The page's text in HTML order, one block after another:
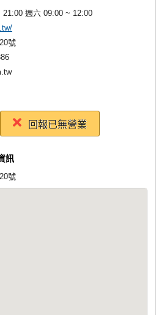
週六 09:00 ~ 12:00
號
回報已無營業
訊
號